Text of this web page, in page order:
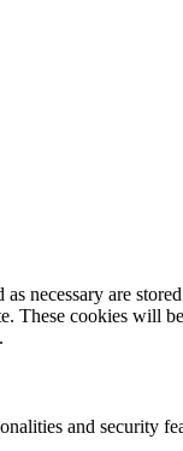
necessary are
These cookies will
and security